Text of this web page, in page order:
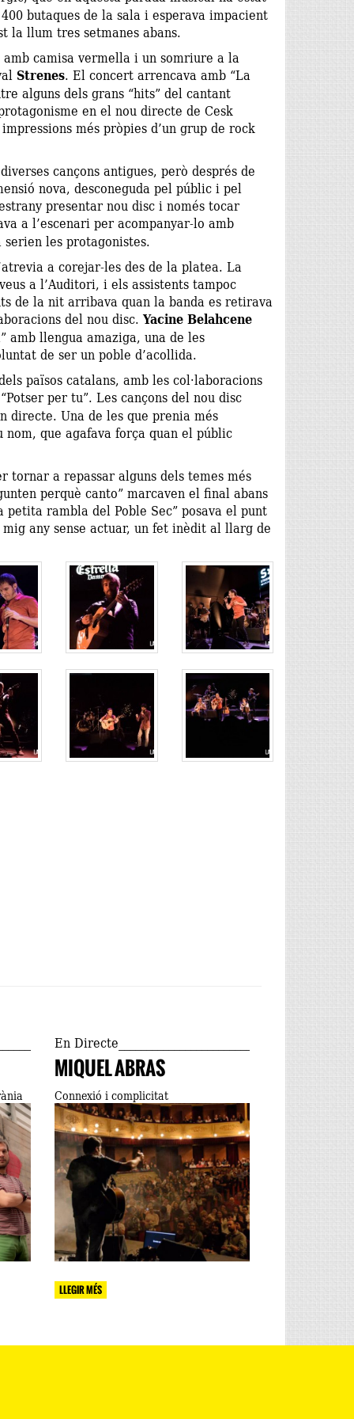
butaques de la sala i esperava impacient
la llum tres setmanes abans.
camisa vermella i un somriure a la
Strenes. El concert arrencava amb “La
alguns dels grans “hits” del cantant
en el nou directe de Cesk
més pròpies d’un grup de rock
cançons antigues, però després de
nova, desconeguda pel públic i pel
presentar nou disc i només tocar
a l’escenari per acompanyar-lo amb
les protagonistes.
a corejar-les des de la platea. La
a l’Auditori, i els assistents tampoc
de la nit arribava quan la banda es retirava
del nou disc.Yacine Belahcene
amb llengua amaziga, una de les
de ser un poble d’acollida.
països catalans, amb les col·laboracions
per tu”. Les cançons del nou disc
directe. Una de les que prenia més
que agafava força quan el públic
a repassar alguns dels temes més
perquè canto” marcaven el final abans
rambla del Poble Sec” posava el punt
any sense actuar, un fet inèdit al llarg de
En Directe
MIQUEL ABRAS
Connexió i complicitat
LLEGIR MÉS